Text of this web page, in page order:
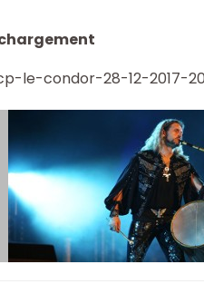
le-condor-28-12-2017-